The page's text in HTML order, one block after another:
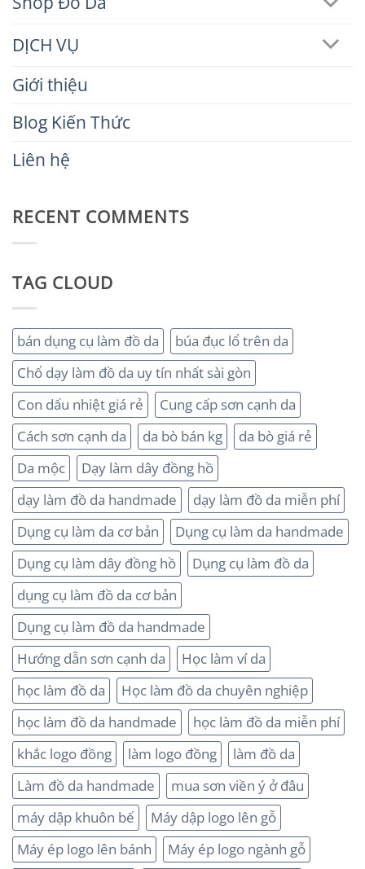
DỊCH VỤ
Giới thiệu
Blog Kiến Thức
Liên hệ
RECENT COMMENTS
TAG CLOUD
bán dụng cụ làm đồ da
búa đục lổ trên da
Chổ dạy làm đồ da uy tín nhất sài gòn
Con dấu nhiệt giá rẻ
Cung cấp sơn cạnh da
Cách sơn cạnh da
da bò bán kg
da bò giá rẻ
Da mộc
Dạy làm dây đồng hồ
dạy làm đồ da handmade
dạy làm đồ da miễn phí
Dụng cụ làm da cơ bản
Dụng cụ làm da handmade
Dụng cụ làm dây đồng hồ
Dụng cụ làm đồ da
dụng cụ làm đồ da cơ bản
Dụng cụ làm đồ da handmade
Hướng dẫn sơn cạnh da
Học làm ví da
học làm đồ da
Học làm đồ da chuyên nghiệp
học làm đồ da handmade
học làm đồ da miễn phí
khắc logo đồng
làm logo đồng
làm đồ da
Làm đồ da handmade
mua sơn viền ý ở đâu
máy dập khuôn bế
Máy dập logo lên gỗ
Máy ép logo lên bánh
Máy ép logo ngành gỗ